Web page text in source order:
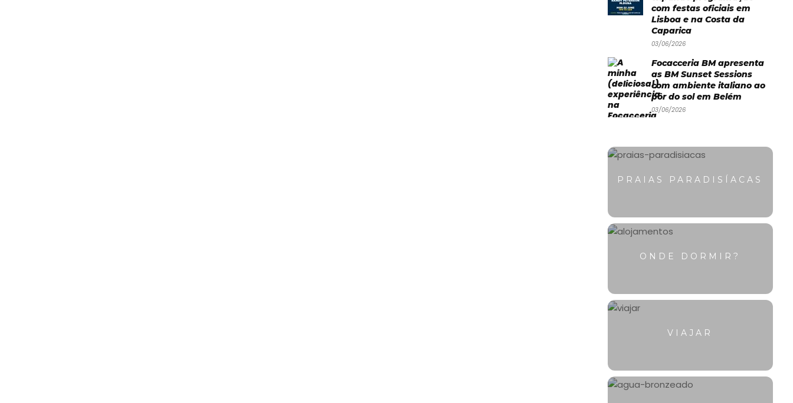
com festas oficiais em
Lisboa e na Costa da
Caparica
03/06/2026
Focacceria BM apresenta
as BM Sunset Sessions
com ambiente italiano ao
pôr do sol em Belém
03/06/2026
PRAIAS PARADISÍACAS
ONDE DORMIR?
VIAJAR